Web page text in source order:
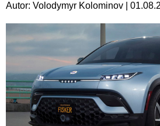
Autor: Volodymyr Kolominov |